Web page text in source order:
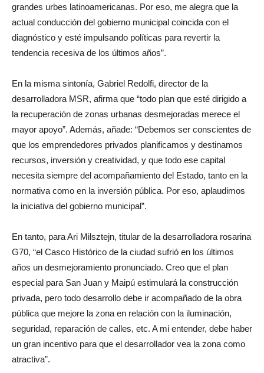
grandes urbes latinoamericanas. Por eso, me alegra que la
actual conducción del gobierno municipal coincida con el
diagnóstico y esté impulsando políticas para revertir la
tendencia recesiva de los últimos años”.
En la misma sintonía, Gabriel Redolfi, director de la
desarrolladora MSR, afirma que “todo plan que esté dirigido a
la recuperación de zonas urbanas desmejoradas merece el
mayor apoyo”. Además, añade: “Debemos ser conscientes de
que los emprendedores privados planificamos y destinamos
recursos, inversión y creatividad, y que todo ese capital
necesita siempre del acompañamiento del Estado, tanto en la
normativa como en la inversión pública. Por eso, aplaudimos
la iniciativa del gobierno municipal”.
En tanto, para Ari Milsztejn, titular de la desarrolladora rosarina
G70, “el Casco Histórico de la ciudad sufrió en los últimos
años un desmejoramiento pronunciado. Creo que el plan
especial para San Juan y Maipú estimulará la construcción
privada, pero todo desarrollo debe ir acompañado de la obra
pública que mejore la zona en relación con la iluminación,
seguridad, reparación de calles, etc. A mi entender, debe haber
un gran incentivo para que el desarrollador vea la zona como
atractiva”.